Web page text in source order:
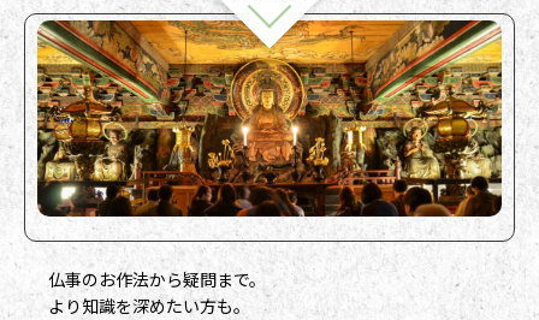
もっと知るのメニュー一覧
仏事のお作法から疑問まで。
より知識を深めたい方も。